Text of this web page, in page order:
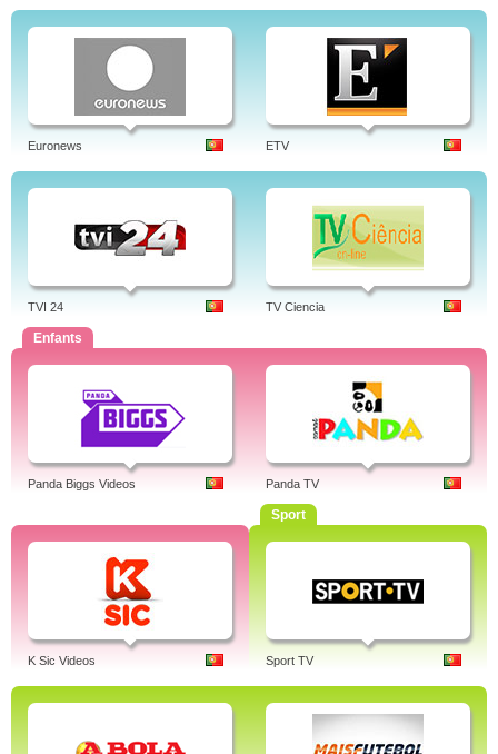
Euronews ETV
TVI 24 TV Ciencia
Enfants
Panda Biggs Videos Panda TV
K Sic Videos
Sport
Sport TV